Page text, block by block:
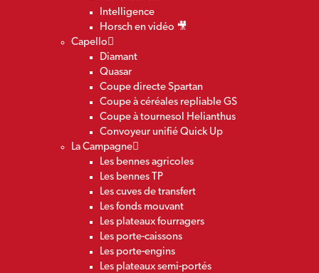
Intelligence
Horsch en vidéo 🎥
Capello
Diamant
Quasar
Coupe directe Spartan
Coupe à céréales repliable GS
Coupe à tournesol Helianthus
Convoyeur unifié Quick Up
La Campagne
Les bennes agricoles
Les bennes TP
Les cuves de transfert
Les fonds mouvant
Les plateaux fourragers
Les porte-caissons
Les porte-engins
Les plateaux semi-portés